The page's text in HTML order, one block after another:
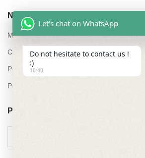
NAVIGATION
Mon compte
Conditions générales de vente
Politique de remboursement et de retours
Politique de confidentialité
POUR PLUS D’INFORMATIONS
Let's chat on WhatsApp
Do not hesitate to contact us !
:)
10:40